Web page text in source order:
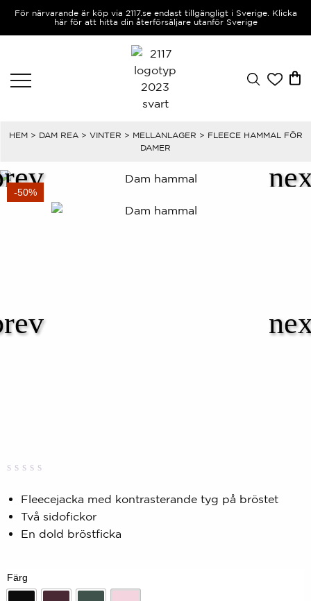
För närvarande är köp via 2117.se endast tillgängligt i Sverige. Klicka
här för att hitta din återförsäljare utanför Sverige
HEM> DAM REA> VINTER > MELLANLAGER > FLEECE HAMMAL FÖR
DAMER
-50%
0,00
5
baserat
på
Fleecejacka med kontrasterande tyg på bröstet
Två sidofickor
En dold bröstficka
Färg